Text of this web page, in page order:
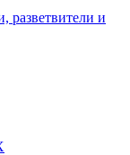
разветвители и